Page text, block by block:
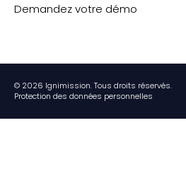
Demandez votre démo
© 2026 Ignimission. Tous droits réservés.
Protection des données personnelles